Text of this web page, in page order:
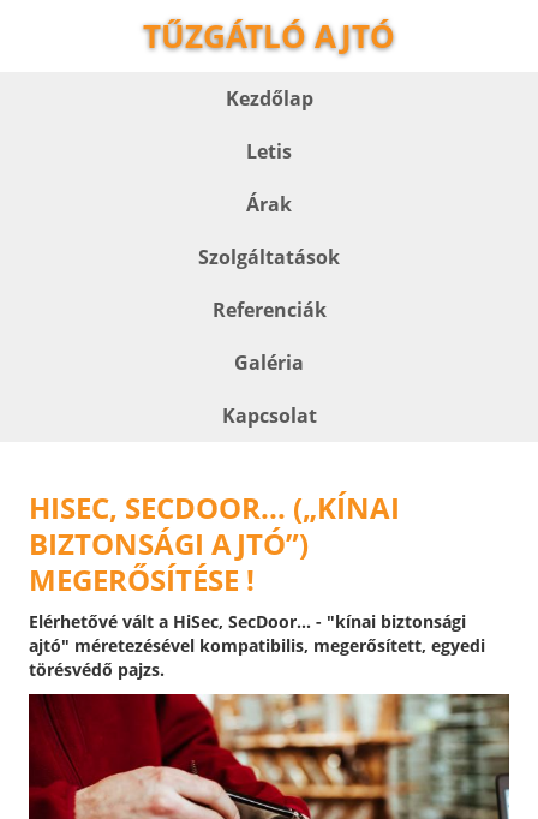
TŰZGÁTLÓ AJTÓ
Kezdőlap
Letis
Árak
Szolgáltatások
Referenciák
Galéria
Kapcsolat
HISEC, SECDOOR... („KÍNAI
BIZTONSÁGI AJTÓ”)
MEGERŐSÍTÉSE !
Elérhetővé vált a HiSec, SecDoor... - "kínai biztonsági
ajtó" méretezésével kompatibilis, megerősített, egyedi
törésvédő pajzs.